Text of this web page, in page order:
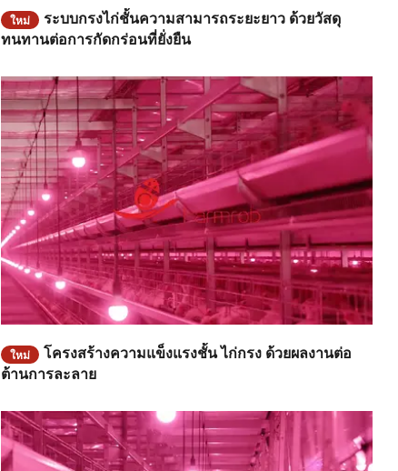
ใหม่
ระบบกรงไก่ชั้นความสามารถระยะยาว ด้วยวัสดุ
ทนทานต่อการกัดกร่อนที่ยั่งยืน
ใหม่
โครงสร้างความแข็งแรงชั้น ไก่กรง ด้วยผลงานต่อ
ต้านการละลาย